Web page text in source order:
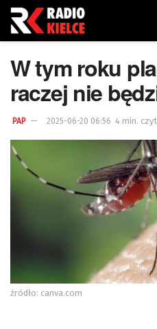
W tym roku
raczej nie
PAP 2025-06-20 06:56 4 min.
źródło: canva.com